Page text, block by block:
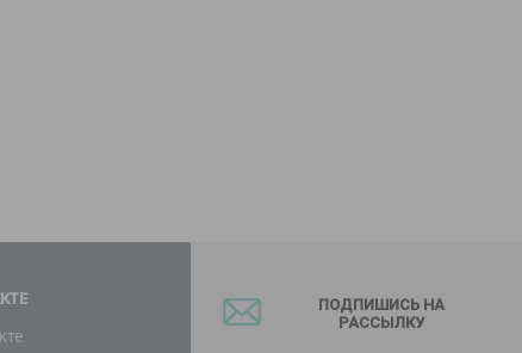
ПОДПИШИСЬ НА
РАССЫЛКУ